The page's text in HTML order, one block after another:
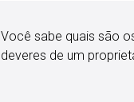
Você sabe quais são
deveres de um